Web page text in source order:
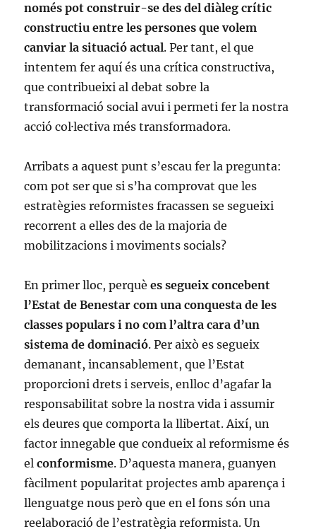
només pot construir-se des del diàleg crític
constructiu entre les persones que volem
canviar la situació actual. Per tant, el que
intentem fer aquí és una crítica constructiva,
que contribueixi al debat sobre la
transformació social avui i permeti fer la nostra
acció col·lectiva més transformadora.
Arribats a aquest punt s’escau fer la pregunta:
com pot ser que si s’ha comprovat que les
estratègies reformistes fracassen se segueixi
recorrent a elles des de la majoria de
mobilitzacions i moviments socials?
En primer lloc, perquèes segueix concebent
l’Estat de Benestar com una conquesta de les
classes populars i no com l’altra cara d’un
sistema de dominació. Per això es segueix
demanant, incansablement, que l’Estat
proporcioni drets i serveis, enlloc d’agafar la
responsabilitat sobre la nostra vida i assumir
els deures que comporta la llibertat. Així, un
factor innegable que condueix al reformisme és
elconformisme. D’aquesta manera, guanyen
fàcilment popularitat projectes amb aparença i
llenguatge nous però que en el fons són una
reelaboració de l’estratègia reformista. Un